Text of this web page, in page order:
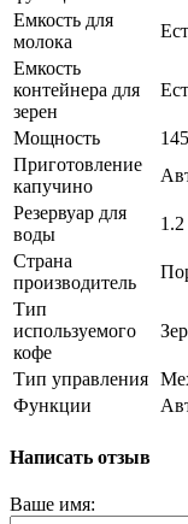
Емкость для
молока
Емкость
контейнера для
зерен
Мощность
Приготовление
капучино
Резервуар для
воды
Страна
производитель
Тип
используемого
кофе
Тип управления
Функции
Написать отзыв
Ваше имя: